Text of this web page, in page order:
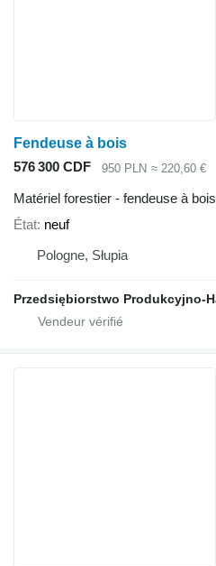
Fendeuse à bois
576 300 CDF
950 PLN ≈ 220,60 €
Matériel forestier - fendeuse à bois
État neuf
Pologne, Słupia